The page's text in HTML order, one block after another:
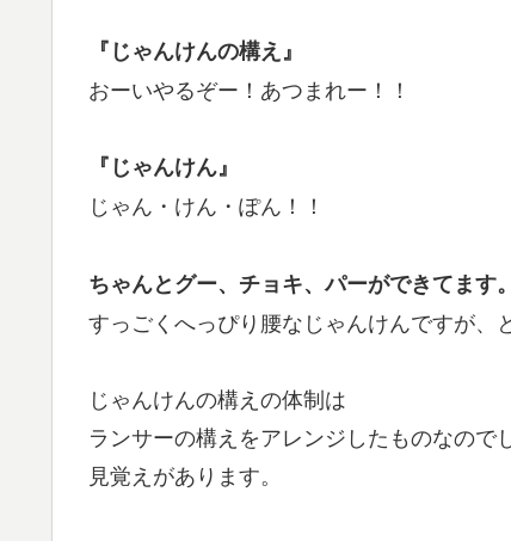
『じゃんけんの構え』
おーいやるぞー！あつまれー！！
『じゃんけん』
じゃん・けん・ぽん！！
ちゃんとグー、チョキ、パーができてます。
すっごくへっぴり腰なじゃんけんですが、
じゃんけんの構えの体制は
ランサーの構えをアレンジしたものなので
見覚えがあります。